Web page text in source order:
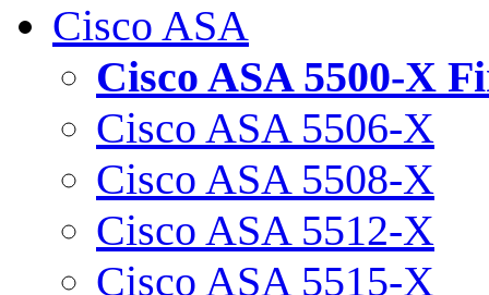
Cisco ASA
Cisco ASA 5500-X
Cisco ASA 5506-X
Cisco ASA 5508-X
Cisco ASA 5512-X
Cisco ASA 5515-X